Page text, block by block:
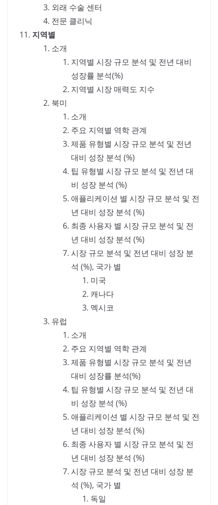
외래 수술 센터
전문 클리닉
지역별
소개
지역별 시장 규모 분석 및 전년 대비
성장률 분석(%)
지역별 시장 매력도 지수
북미
소개
주요 지역별 역학 관계
제품 유형별 시장 규모 분석 및 전년
대비 성장 분석 (%)
팁 유형별 시장 규모 분석 및 전년 대
비 성장 분석 (%)
애플리케이션 별 시장 규모 분석 및 전
년 대비 성장 분석 (%)
최종 사용자 별 시장 규모 분석 및 전
년 대비 성장 분석 (%)
시장 규모 분석 및 전년 대비 성장 분
석 (%), 국가 별
미국
캐나다
멕시코
유럽
소개
주요 지역별 역학 관계
제품 유형별 시장 규모 분석 및 전년
대비 성장률 분석(%)
팁 유형별 시장 규모 분석 및 전년 대
비 성장 분석 (%)
애플리케이션 별 시장 규모 분석 및 전
년 대비 성장 분석 (%)
최종 사용자 별 시장 규모 분석 및 전
년 대비 성장 분석 (%)
시장 규모 분석 및 전년 대비 성장 분
석 (%), 국가 별
독일